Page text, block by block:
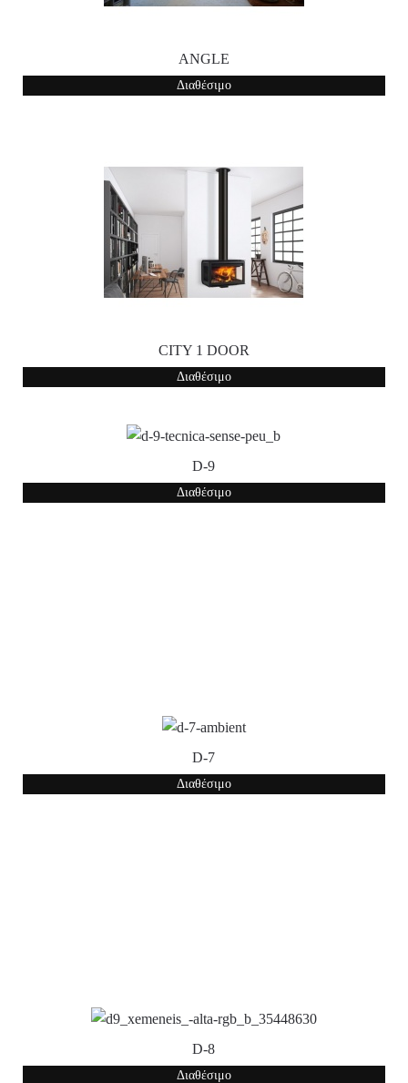
ANGLE
Διαθέσιμο
CITY 1 DOOR
Διαθέσιμο
D-9
Διαθέσιμο
D-7
Διαθέσιμο
D-8
Διαθέσιμο